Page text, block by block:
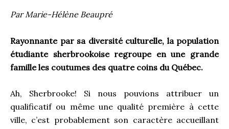
Par Marie-Hélène Beaupré
Rayonnante par sa diversité culturelle, la population
étudiante sherbrookoise regroupe en une grande
famille les coutumes des quatre coins du Québec.
Ah, Sherbrooke! Si nous pouvions attribuer un
qualificatif ou même une qualité première à cette
ville, c’est probablement son caractère accueillant